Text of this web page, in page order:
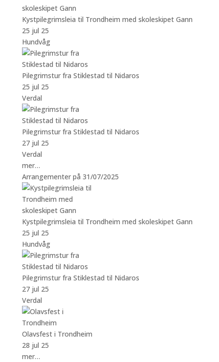
Kystpilegrimsleia til Trondheim med skoleskipet Gann
25 jul 25
Hundvåg
Pilegrimstur fra Stiklestad til Nidaros
25 jul 25
Verdal
Pilegrimstur fra Stiklestad til Nidaros
27 jul 25
Verdal
mer…
Arrangementer på 31/07/2025
Kystpilegrimsleia til Trondheim med skoleskipet Gann
25 jul 25
Hundvåg
Pilegrimstur fra Stiklestad til Nidaros
27 jul 25
Verdal
Olavsfest i Trondheim
28 jul 25
mer…